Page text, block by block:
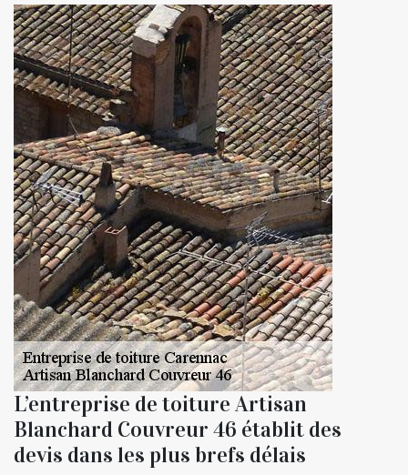
L’entreprise de toiture Artisan
Blanchard Couvreur 46 établit des
devis dans les plus brefs délais